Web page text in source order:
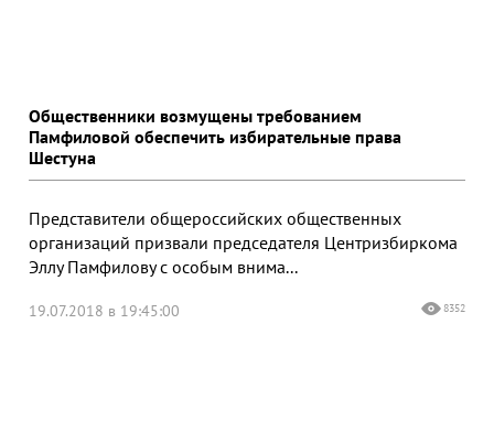
Общественники возмущены требованием
Памфиловой обеспечить избирательные права
Шестуна
Представители общероссийских общественных
организаций призвали председателя Центризбиркома
Эллу Памфилову с особым внима...
19.07.2018 в 19:45:00 8352